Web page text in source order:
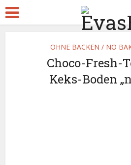
OHNE BACKEN / NO
Choco-Fresh-
Keks-Boden